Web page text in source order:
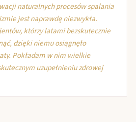
naturalnych procesów spalania
jest naprawdę niezwykła.
którzy latami bezskutecznie
dzięki niemu osiągnęło
Pokładam w nim wielkie
uzupełnieniu zdrowej